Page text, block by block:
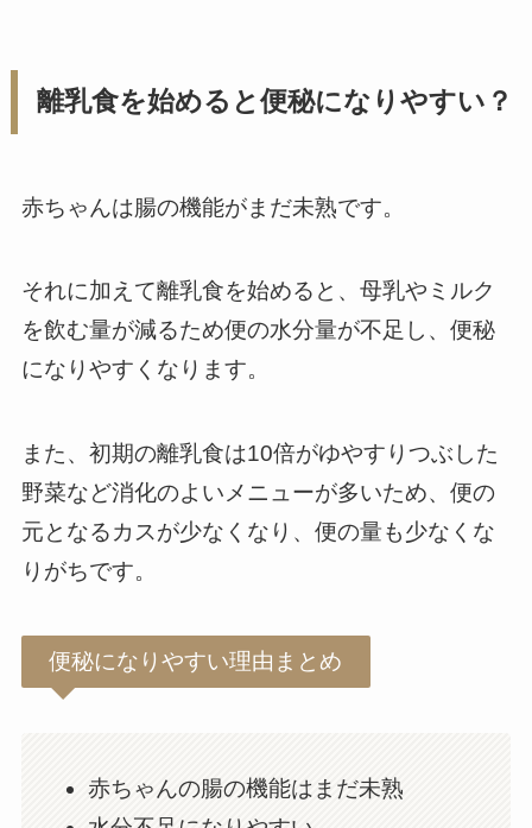
離乳食を始めると便秘になりやすい？
赤ちゃんは腸の機能がまだ未熟です。
それに加えて離乳食を始めると、母乳やミルク
を飲む量が減るため便の水分量が不足し、便秘
になりやすくなります。
また、初期の離乳食は10倍がゆやすりつぶした
野菜など消化のよいメニューが多いため、便の
元となるカスが少なくなり、便の量も少なくな
りがちです。
便秘になりやすい理由まとめ
赤ちゃんの腸の機能はまだ未熟